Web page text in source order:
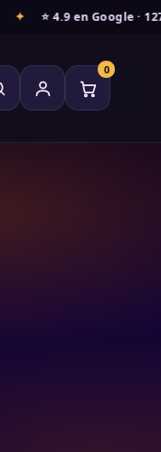
⭐ 4.9 en Google ·
0